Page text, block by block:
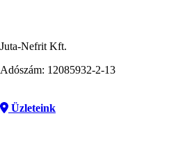
Juta-Nefrit Kft.
Adószám: 12085932-2-13
Üzleteink